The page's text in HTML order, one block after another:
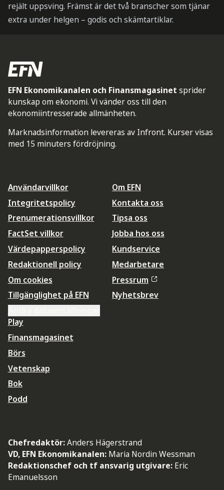
rejält uppsving. Främst är det två branscher som tjänar
extra under helgen – godis och skämtartiklar.
EFN Ekonomikanalen och Finansmagasinet sprider
kunskap om ekonomi. Vi vänder oss till den
ekonomiintresserade allmänheten.
Marknadsinformation levereras av Infront. Kurser visas
med 15 minuters fördröjning.
Användarvillkor
Integritetspolicy
Prenumerationsvillkor
FactSet villkor
Värdepapperspolicy
Redaktionell policy
Om cookies
Tillgänglighet på EFN
Om EFN
Kontakta oss
Tipsa oss
Jobba hos oss
Kundservice
Medarbetare
Pressrum
Nyhetsbrev
Play
Finansmagasinet
Börs
Vetenskap
Bok
Podd
Chefredaktör:Anders Hägerstrand
VD, EFN Ekonomikanalen: Maria Nordin Wessman
Redaktionschef och tf ansvarig utgivare: Eric
Emanuelsson